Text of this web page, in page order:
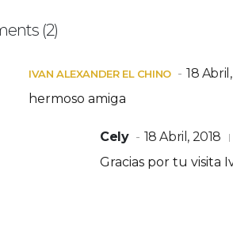
(2)
IVAN ALEXANDER EL CHINO 18
hermoso amiga
Cely 18 Abril, 2018
Gracias por tu visita